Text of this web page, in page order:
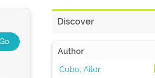
Discover
Author
Cubo, Aitor